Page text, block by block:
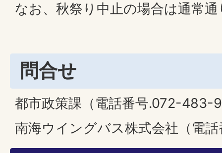
なお、秋祭り中止の場合は通常
問合せ
都市政策課（電話番号.072-483-
南海ウイングバス株式会社（電